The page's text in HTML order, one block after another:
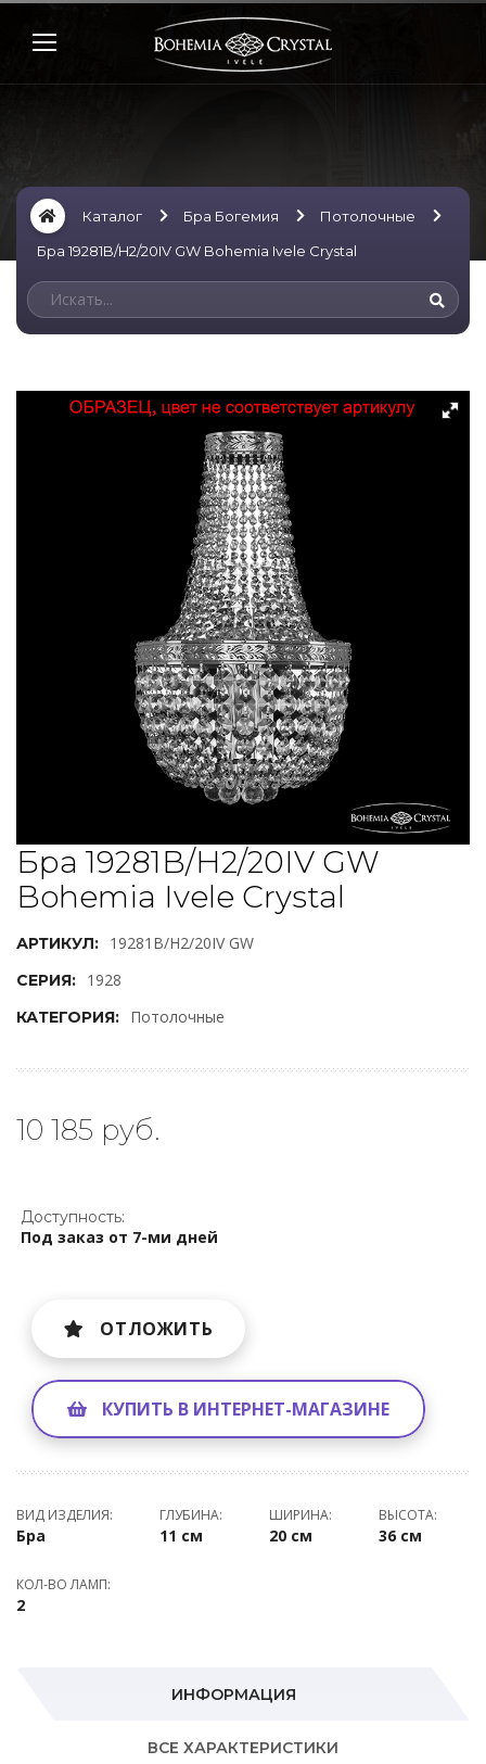
Каталог Бра Богемия
Потолочные
Бра 19281B/H2/20IV GW Bohemia Ivele Crystal
Бра 19281B/H2/20IV GW
Bohemia Ivele Crystal
АРТИКУЛ: 19281B/H2/20IV GW
СЕРИЯ: 1928
КАТЕГОРИЯ: Потолочные
10 185 руб.
Доступность:
Под заказ от 7-ми дней
ОТЛОЖИТЬ
КУПИТЬ В ИНТЕРНЕТ-МАГАЗИНЕ
ВИД ИЗДЕЛИЯ:
Бра
ГЛУБИНА:
11 см
ШИРИНА:
20 см
ВЫСОТА:
36 см
КОЛ-ВО ЛАМП:
2
ИНФОРМАЦИЯ
ВСЕ ХАРАКТЕРИСТИКИ